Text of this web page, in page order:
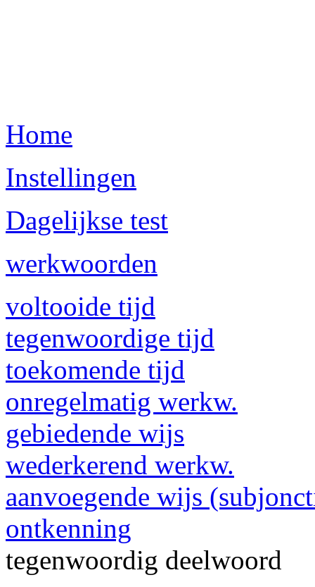
Home
Instellingen
Dagelijkse test
werkwoorden
voltooide tijd
tegenwoordige tijd
toekomende tijd
onregelmatig werkw.
gebiedende wijs
wederkerend werkw.
aanvoegende wijs
ontkenning
tegenwoordig deelwoord